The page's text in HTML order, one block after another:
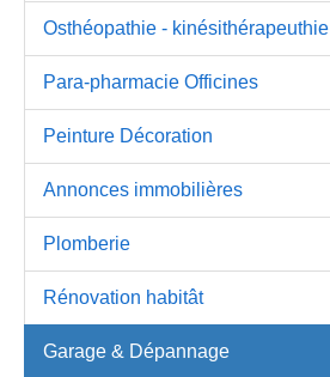
Osthéopathie - kinésithérapeuthie
Para-pharmacie Officines
Peinture Décoration
Annonces immobilières
Plomberie
Rénovation habitât
Garage & Dépannage